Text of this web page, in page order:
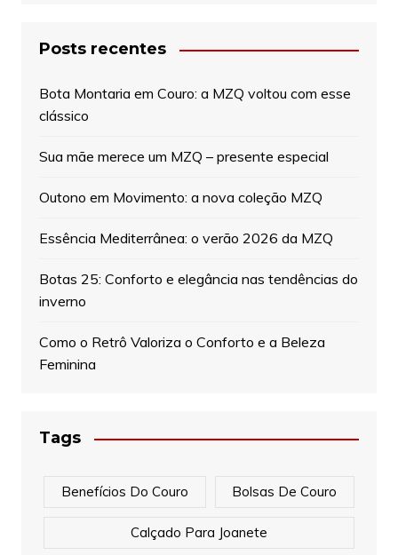
Posts recentes
Bota Montaria em Couro: a MZQ voltou com esse
clássico
Sua mãe merece um MZQ – presente especial
Outono em Movimento: a nova coleção MZQ
Essência Mediterrânea: o verão 2026 da MZQ
Botas 25: Conforto e elegância nas tendências do
inverno
Como o Retrô Valoriza o Conforto e a Beleza
Feminina
Tags
Benefícios Do Couro Bolsas De Couro
Calçado Para Joanete